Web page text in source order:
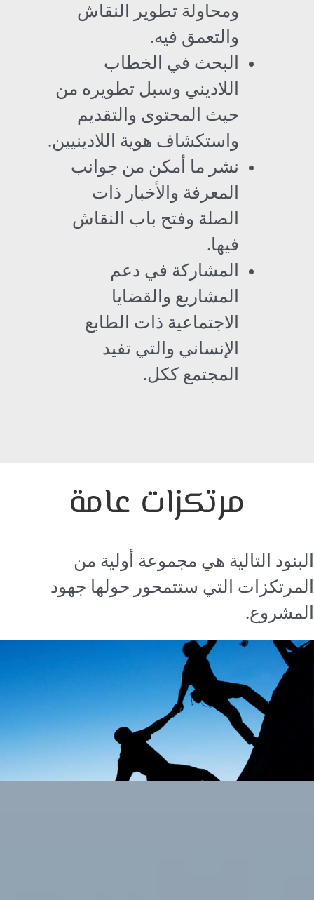
ومحاولة تطوير النقاش
والتعمق فيه.
البحث في الخطاب
اللاديني وسبل تطويره من
حيث المحتوى والتقديم
واستكشاف هوية اللادينيين.
نشر ما أمكن من جوانب
المعرفة والأخبار ذات
الصلة وفتح باب النقاش
فيها.
المشاركة في دعم
المشاريع والقضايا
الاجتماعية ذات الطابع
الإنساني والتي تفيد
المجتمع ككل.
مرتكزات عامة
البنود التالية هي مجموعة أولية من
المرتكزات التي ستتمحور حولها جهود
المشروع.